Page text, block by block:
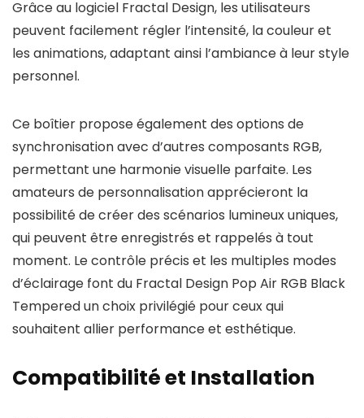
Grâce au logiciel Fractal Design, les utilisateurs
peuvent facilement régler l’intensité, la couleur et
les animations, adaptant ainsi l’ambiance à leur style
personnel.
Ce boîtier propose également des options de
synchronisation avec d’autres composants RGB,
permettant une harmonie visuelle parfaite. Les
amateurs de personnalisation apprécieront la
possibilité de créer des scénarios lumineux uniques,
qui peuvent être enregistrés et rappelés à tout
moment. Le contrôle précis et les multiples modes
d’éclairage font du Fractal Design Pop Air RGB Black
Tempered un choix privilégié pour ceux qui
souhaitent allier performance et esthétique.
Compatibilité et Installation